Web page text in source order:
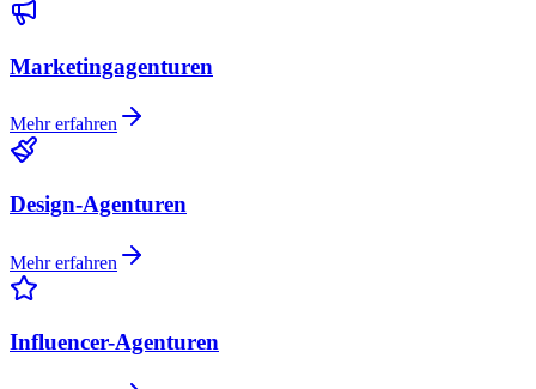
Marketingagenturen
Mehr erfahren
Design-Agenturen
Mehr erfahren
Influencer-Agenturen